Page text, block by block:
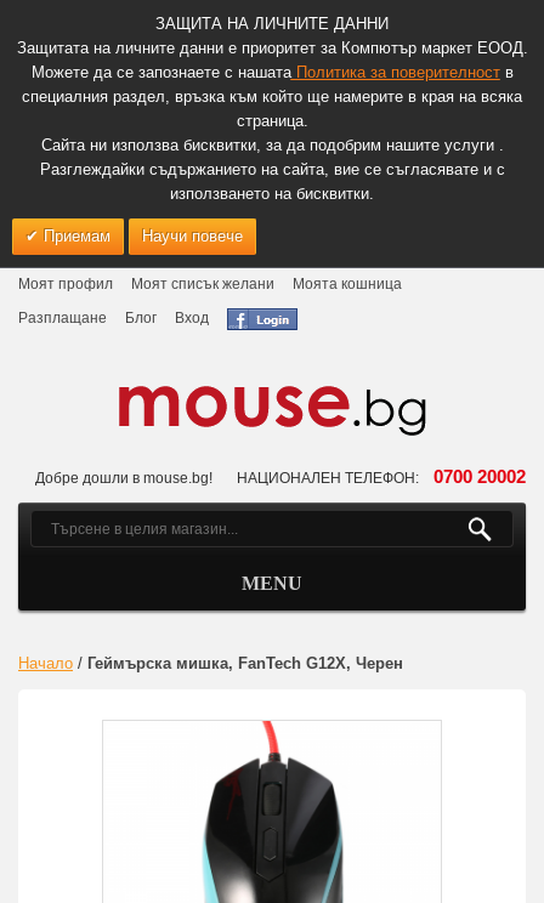
ЗАЩИТА НА ЛИЧНИТЕ ДАННИ
Защитата на личните данни е приоритет за Компютър маркет ЕООД.
Можете да се запознаете с нашатаПолитика за поверителноств
специалния раздел, връзка към който ще намерите в края на всяка
страница.
Сайта ни използва бисквитки, за да подобрим нашите услуги .
Разглеждайки съдържанието на сайта, вие се съгласявате и с
използването на бисквитки.
Приемам Научи повече
Моят профил Моят списък желани
Моята кошница
Разплащане
Блог Вход
Добре дошли в mouse.bg! НАЦИОНАЛЕН ТЕЛЕФОН: 0700 20002
MENU
Начало / Геймърска мишка, FanTech G12X, Черен